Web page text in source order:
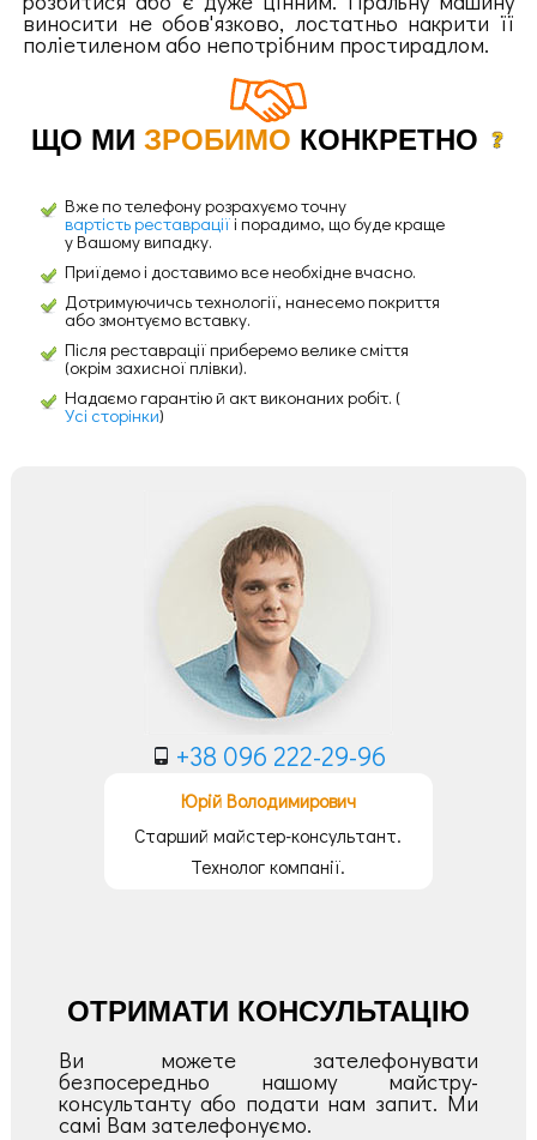
виносити не обов'язково, лостатньо накрити її
поліетиленом або непотрібним простирадлом.
ЩО МИ ЗРОБИМО КОНКРЕТНО
Вже по телефону розрахуємо точну
вартість реставраціїі порадимо, що буде краще
у Вашому випадку.
Приїдемо і доставимо все необхідне вчасно.
Дотримуючичсь технології, нанесемо покриття
або змонтуємо вставку.
Після реставрації приберемо велике сміття
(окрім захисної плівки).
Надаємо гарантію й акт виконаних робіт. (
Усі сторінки)
+38 096 222-29-96
Юрій Володимирович
Старший майстер-консультант.
Технолог компанії.
ОТРИМАТИ КОНСУЛЬТАЦІЮ
Ви можете зателефонувати
безпосередньо нашому майстру-
консультанту або подати нам запит. Ми
самі Вам зателефонуємо.